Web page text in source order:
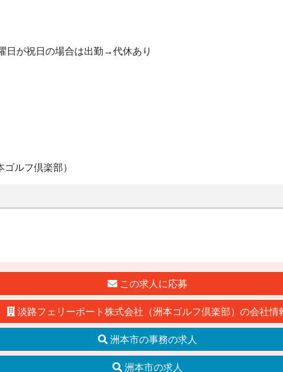
日が祝日の場合は出勤→代休あり
ルフ倶楽部）
この求人に応募
淡路フェリーボート株式会社（洲本ゴルフ倶楽部）の会社情
洲本市の事務の求人
洲本市の求人